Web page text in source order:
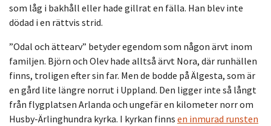
som låg i bakhåll eller hade gillrat en fälla. Han blev inte
dödad i en rättvis strid.
”Odal och ättearv” betyder egendom som någon ärvt inom
familjen. Björn och Olev hade alltså ärvt Nora, där runhällen
finns, troligen efter sin far. Men de bodde på Älgesta, som är
en gård lite längre norrut i Uppland. Den ligger inte så långt
från flygplatsen Arlanda och ungefär en kilometer norr om
Husby-Ärlinghundra kyrka. I kyrkan finns en inmurad runsten